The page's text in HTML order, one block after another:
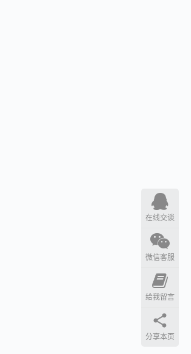
在线交谈
微信客服
给我留言
分享本页